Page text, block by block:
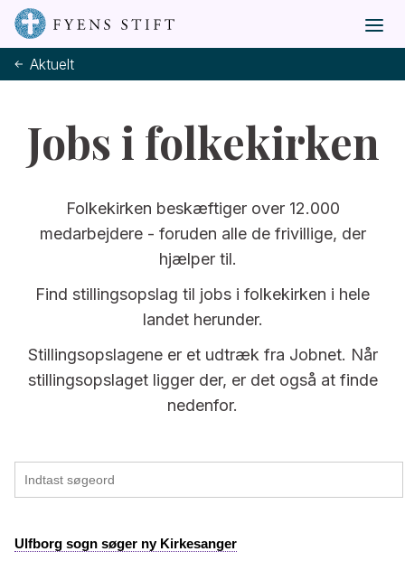
Aktuelt
Jobs i folkekirken
Folkekirken beskæftiger over 12.000
medarbejdere - foruden alle de frivillige, der
hjælper til.
Find stillingsopslag til jobs i folkekirken i hele
landet herunder.
Stillingsopslagene er et udtræk fra Jobnet. Når
stillingsopslaget ligger der, er det også at finde
nedenfor.
Ulfborg sogn søger ny Kirkesanger